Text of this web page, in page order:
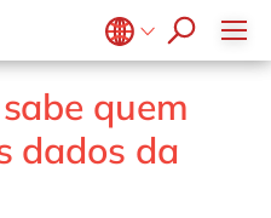
en
fr
quem
dados da